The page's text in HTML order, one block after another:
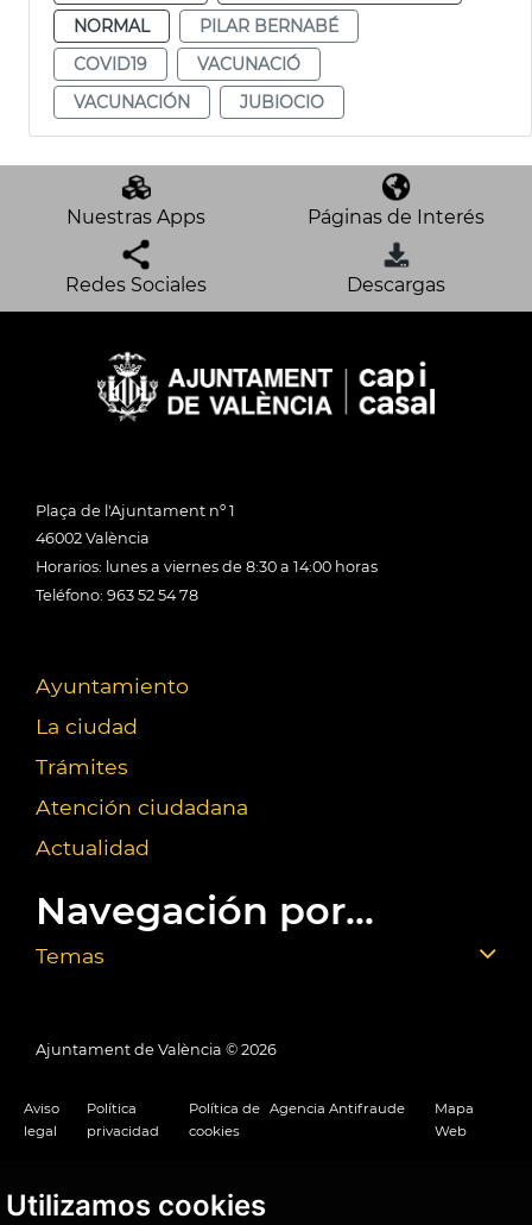
Utilizamos cookies
NORMAL
PILAR BERNABÉ
COVID19
VACUNACIÓ
VACUNACIÓN
JUBIOCIO
Nuestras Apps Páginas de Interés
Redes Sociales Descargas
Plaça de l'Ajuntament nº 1
46002 València
Horarios: lunes a viernes de 8:30 a 14:00 horas
Teléfono: 963 52 54 78
Ayuntamiento
La ciudad
Trámites
Atención ciudadana
Actualidad
Navegación por...
Temas
Ajuntament de València © 2026
Aviso
legal
Política
privacidad
Política de
cookies
Agencia Antifraude
Mapa
Web